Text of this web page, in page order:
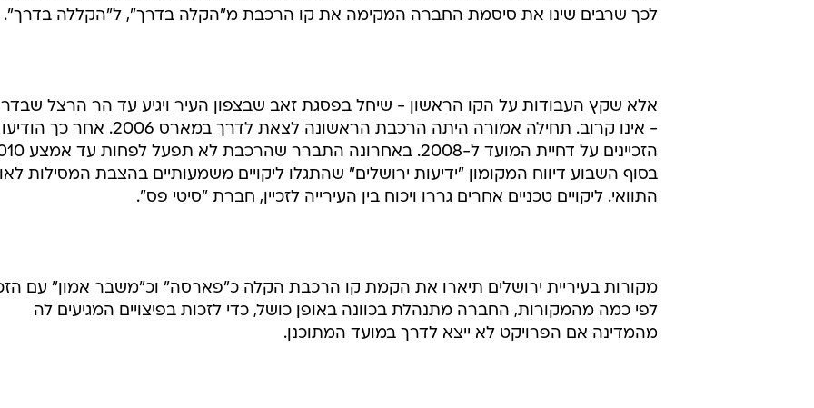
לכך שרבים שינו את סיסמת החברה המקימה את קו הרכבת מ"הקלה בדרך", ל"הקללה בדרך".
אלא שקץ העבודות על הקו הראשון - שיחל בפסגת זאב שבצפון העיר ויגיע עד הר הרצל
- אינו קרוב. תחילה אמורה היתה הרכבת הראשונה לצאת לדרך במארס 2006. אחר כך הודיעו
בסוף השבוע דיווח המקומון "ידיעות ירושלים" שהתגלו ליקויים משמעותיים בהצבת המסילות
התוואי. ליקויים טכניים אחרים גררו ויכוח בין העירייה לזכיין, חברת "סיטי פס".
מקורות בעיריית ירושלים תיארו את הקמת קו הרכבת הקלה כ"פארסה" וכ"משבר אמון" עם
לפי כמה מהמקורות, החברה מתנהלת בכוונה באופן כושל, כדי לזכות בפיצויים המגיעים לה
מהמדינה אם הפרויקט לא ייצא לדרך במועד המתוכנן.